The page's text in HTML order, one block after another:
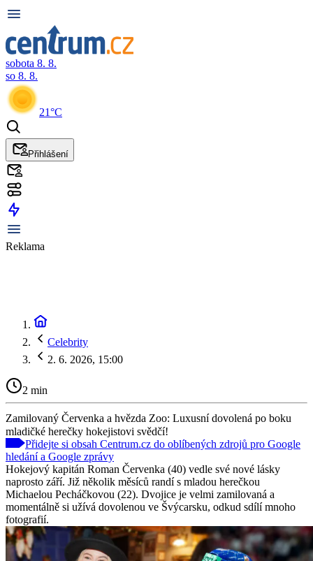
sobota 8. 8.
so 8. 8.
21°C
Přihlášení
Reklama
Celebrity
2. 6. 2026, 15:00
2 min
Zamilovaný Červenka a hvězda Zoo: Luxusní dovolená po boku
mladičké herečky hokejistovi svědčí!
Přidejte si obsah Centrum.cz do oblíbených zdrojů pro Google
hledání a Google zprávy
Hokejový kapitán Roman Červenka (40) vedle své nové lásky
naprosto září. Již několik měsíců randí s mladou herečkou
Michaelou Pecháčkovou (22). Dvojice je velmi zamilovaná a
momentálně si užívá dovolenou ve Švýcarsku, odkud sdílí mnoho
fotografií.